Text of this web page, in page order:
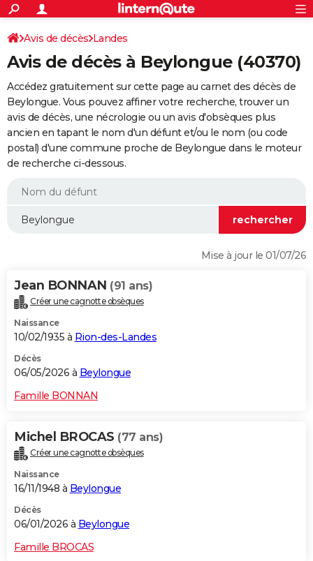
ACTUALITÉS
Politique
Société
Faits Divers
Education
Monde
Villes
+
SPORT
Coupe du monde 2026
Football
Tennis
Cyclisme
Rugby
Forum
Programme TV
TNT
Streaming
Cinéma
Sorties cinéma
Musique
+
FINANCE
Retraite
Impôts
Epargne
Immobilier
Risques naturels par ville
Banque
Assurance
Crédit
AUTO
Essais
Réserver un essai
Citadines
Berlines
SUV
Forum auto
+
HIGH-TECH
BRICOLAGE
WEEK-END
Alimentation
Guide de la santé
Maladies
Médicaments
Sommeil
VOYAGE
Destinations
City break
Voyage nature
Voyage de noces
Forum
Climat
+PHOTO
GUIDES D'ACHAT
Carte de Noël
Carte Bonne année
Carte Saint-Valentin
Carte Pâques
Carte d'anniversaire
DICTIONNAIRE
Dictionnaire
Biographies
Citations
Expressions
Proverbes
PROGRAMME TV
S'inscrire
Se connecter
Lycées
Collèges
Primaires
Universités
Entreprises
Service militaire
Avis de recherche
AVIS DE DÉCÈS
FORUM
Avis de décès Landes
Avis de décès à Beylongue (40370)
Accédez gratuitement sur cette page au carnet des décès de
Beylongue. Vous pouvez affiner votre recherche, trouver un
avis de décès, une nécrologie ou un avis d'obsèques plus
ancien en tapant le nom d'un défunt et/ou le nom (ou code
postal) d'une commune proche de Beylongue dans le moteur
de recherche ci-dessous.
Mise à jour le 01/07/26
Jean BONNAN (91 ans)
Créer une cagnotte obsèques
Naissance
10/02/1935 à Rion-des-Landes
Décès
06/05/2026 à Beylongue
Famille BONNAN
Michel BROCAS (77 ans)
Créer une cagnotte obsèques
Naissance
16/11/1948 à Beylongue
Décès
06/01/2026 à Beylongue
Famille BROCAS